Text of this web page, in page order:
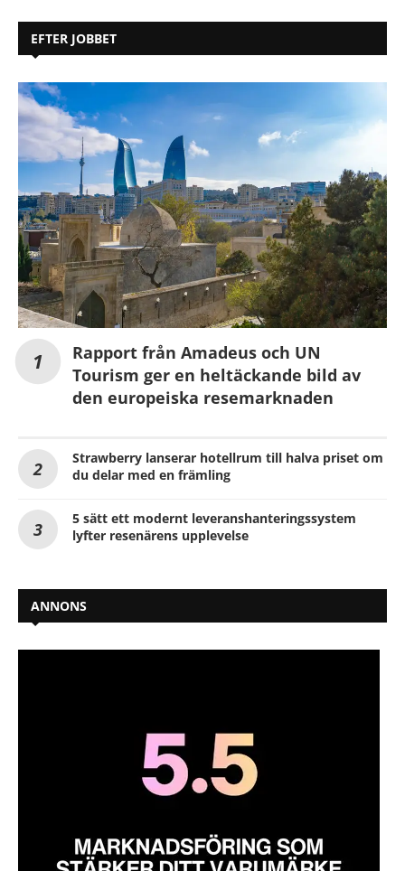
EFTER JOBBET
Rapport från Amadeus och UN
Tourism ger en heltäckande bild av
den europeiska resemarknaden
Strawberry lanserar hotellrum till halva priset om
du delar med en främling
5 sätt ett modernt leveranshanteringssystem
lyfter resenärens upplevelse
ANNONS